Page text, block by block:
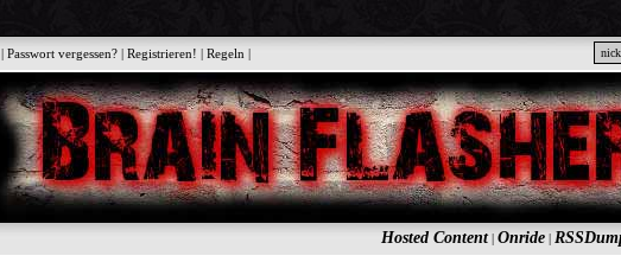
|Passwort vergessen? |Registrieren! |Regeln |
Hosted Content| Onride|